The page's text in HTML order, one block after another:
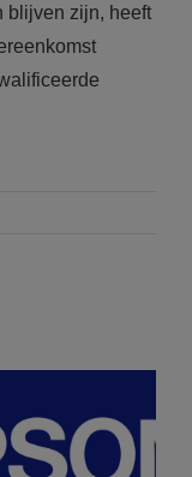
blijven zijn, heeft